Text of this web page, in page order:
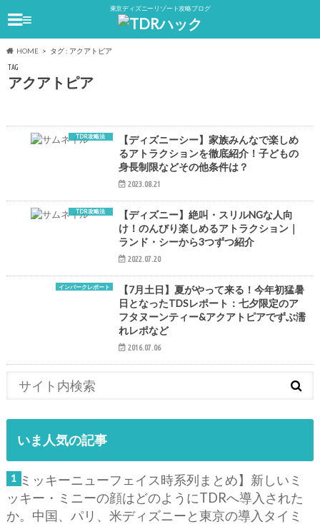
東京ディズニーリゾート攻略ブログ
≡
HOME タグ : アクアトピア
TAG
アクアトピア
TDR攻略法
【ディズニーシー】家族みんなで楽しめ
るアトラクションを徹底紹介！子どもの
身長制限などその他条件は？
2023.08.21
TDR攻略法
【ディズニー】絶叫・スリルNGな人向
け！のんびり楽しめるアトラクション｜
ランド・シーから3つずつ紹介
2022.07.20
インパークレポート
【7月土日】夏がやって来る！今年初猛暑
日となったTDSレポート：七夕限定のア
フタヌーンティー&アクアトピアでずぶ濡
れレポなど
2016.07.06
いま人気の記事
【ミッキーニューフェイス時系列まとめ】新しいミ
ッキー・ミニーの顔はどのようにTDRへ導入された
か。中国、パリ、米ディズニーと東京の導入タイミ